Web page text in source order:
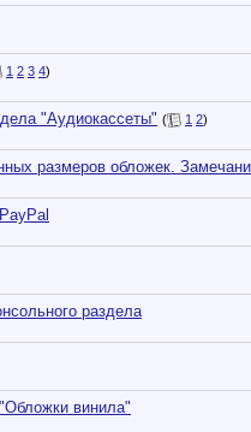
1 2 3 4)
"Аудиокассеты" ( 1 2)
размеров обложек.
раздела
винила"